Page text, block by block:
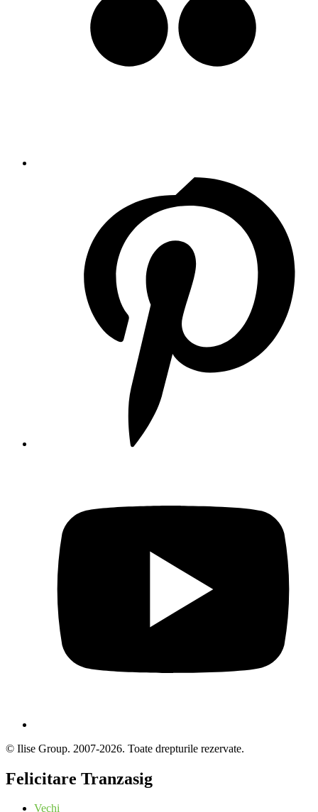
© Ilise Group. 2007-2026. Toate drepturile rezervate.
Felicitare Tranzasig
Vechi